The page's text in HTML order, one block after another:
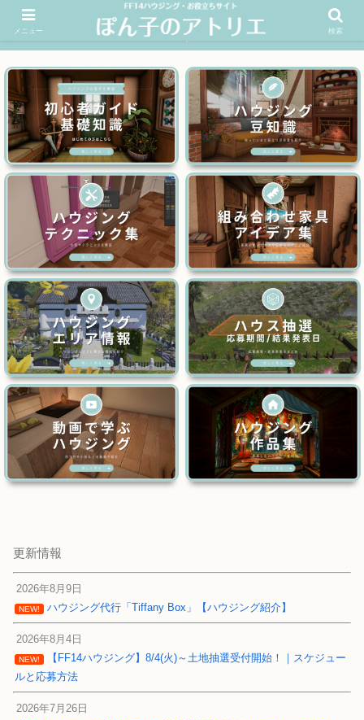
FF14ハウジングお役立ちサイト│ぽん子のアトリエを応援 >>
更新情報
2026年8月9日
NEW! ハウジング代行「Tiffany Box」【ハウジング紹介】
2026年8月4日
NEW!
【FF14ハウジング】8/4(火)～土地抽選受付開始！｜スケジュー
ルと応募方法
2026年7月26日
メニュー 検索